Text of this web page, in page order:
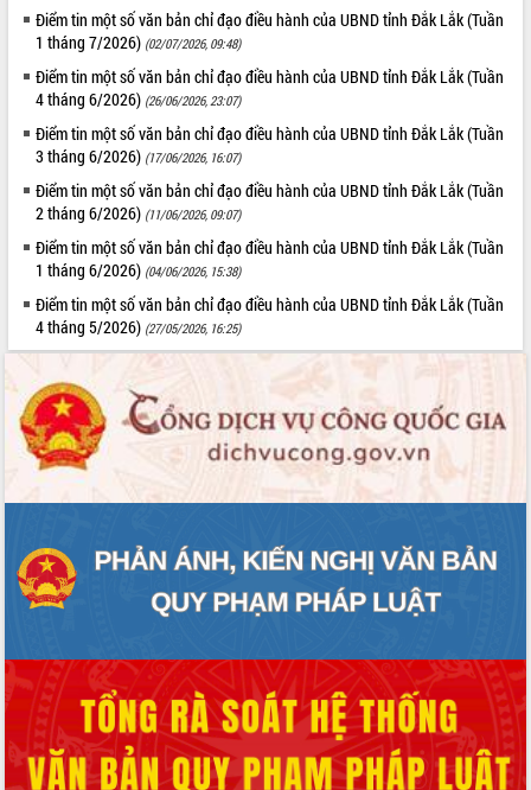
Tập huấn ứng dụng trí tuệ nhân tạo (AI)
trong thương mại điện tử năm 2026
Đoàn đại biểu Quốc hội tỉnh Đắk Lắk
trao đổi thông tin trước Kỳ họp thứ
nhất, Quốc hội khóa XVI
Quyết liệt cải cách hành chính, khơi
thông nguồn lực phát triển
Nâng cao hiệu lực, hiệu quả HĐND
Xã Ea Phê gắn cải cách hành chính với
chuyển đổi số
Phó Chủ tịch Thường trực UBND tỉnh
Hồ Thị Nguyên Thảo làm việc tại Trung
tâm Phục vụ hành chính công xã Ea
Phê
Xây dựng nền hành chính số đồng
hành cùng nông dân dân, doanh nghiệp
Giai đoạn 2026-2030, Đắk Lắk phấn
đấu có 77% xã đạt chuẩn nông thôn
Chuyển đổi số 'mở đường' cho nông
nghiệp Đắk Lắk tăng trưởng bứt phá
Triển khai đồng bộ đo đạc, lập hồ sơ
địa chính, hoàn thiện cơ sở dữ liệu đất
Ứng dụng sinh trắc học - Bước tiến
trong hành trình chuyển đổi số tại Đắk
Lắk
Đắk Lắk nâng cao hiệu quả công tác
Đảng từ Sổ tay đảng viên điện tử
Điểm tin một số văn bản chỉ đạo điều hành của UBND tỉnh Đắk Lắk (Tuần
1 tháng 7/2026) (02/07/2026, 09:48)
Điểm tin một số văn bản chỉ đạo điều hành của UBND tỉnh Đắk Lắk (Tuần
4 tháng 6/2026) (26/06/2026, 23:07)
Điểm tin một số văn bản chỉ đạo điều hành của UBND tỉnh Đắk Lắk (Tuần
3 tháng 6/2026) (17/06/2026, 16:07)
Điểm tin một số văn bản chỉ đạo điều hành của UBND tỉnh Đắk Lắk (Tuần
2 tháng 6/2026) (11/06/2026, 09:07)
Điểm tin một số văn bản chỉ đạo điều hành của UBND tỉnh Đắk Lắk (Tuần
1 tháng 6/2026) (04/06/2026, 15:38)
Điểm tin một số văn bản chỉ đạo điều hành của UBND tỉnh Đắk Lắk (Tuần
4 tháng 5/2026) (27/05/2026, 16:25)